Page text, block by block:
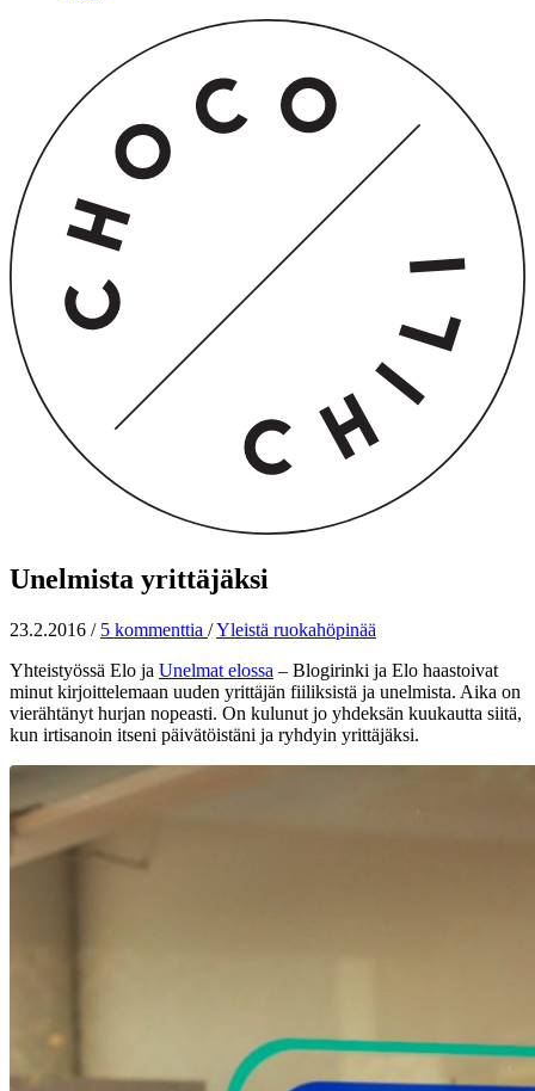
Unelmista yrittäjäksi
23.2.2016 / 5 kommenttia /Yleistä ruokahöpinää
Yhteistyössä Elo ja Unelmat elossa – Blogirinki ja Elo haastoivat
minut kirjoittelemaan uuden yrittäjän fiiliksistä ja unelmista. Aika on
vierähtänyt hurjan nopeasti. On kulunut jo yhdeksän kuukautta siitä,
kun irtisanoin itseni päivätöistäni ja ryhdyin yrittäjäksi.